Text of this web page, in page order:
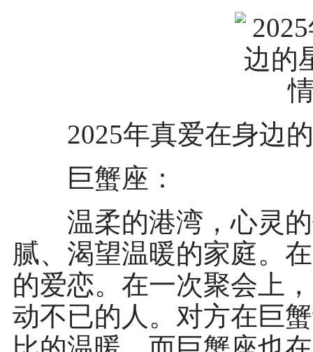
2025年真爱在身边的
巨蟹座：
温柔的港湾，心灵的
腻、渴望温暖的家庭。
的爱恋。在一次聚会上
动不已的人。对方在巨